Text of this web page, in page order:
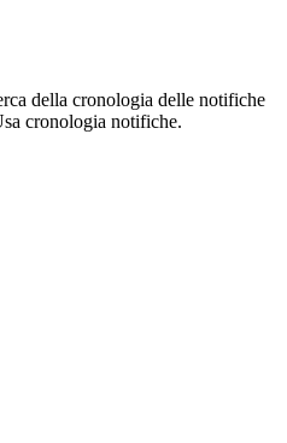
della cronologia delle notifiche
cronologia notifiche.